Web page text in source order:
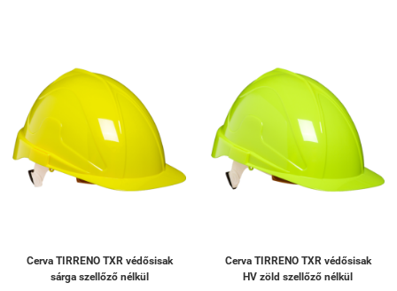
Cerva TIRRENO TXR védősisak
sárga szellőző nélkül
Cerva TIRRENO TXR védősisak
HV zöld szellőző nélkül